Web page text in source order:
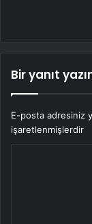
Bir yanıt
E-posta adresiniz
işaretlenmişlerdir